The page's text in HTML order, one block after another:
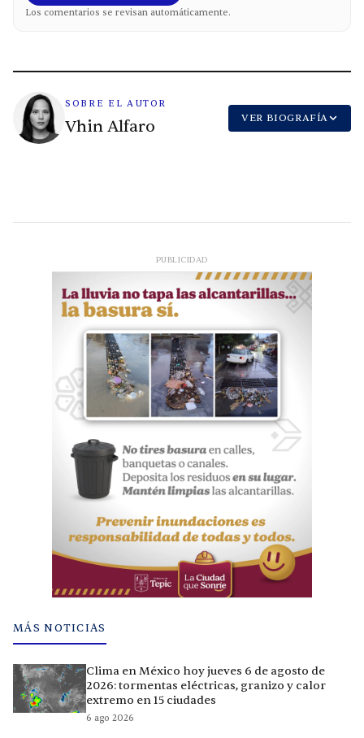
Los comentarios se revisan automáticamente.
SOBRE EL AUTOR
Vhin Alfaro VER BIOGRAFÍA
PUBLICIDAD
MÁS NOTICIAS
Clima en México hoy jueves 6 de agosto de
2026: tormentas eléctricas, granizo y calor
extremo en 15 ciudades
6 ago 2026